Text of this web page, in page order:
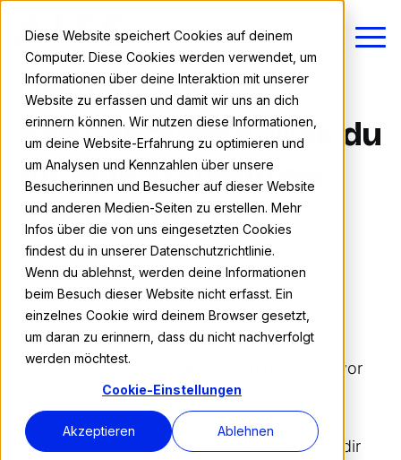
Diese Website speichert Cookies auf deinem
Computer. Diese Cookies werden verwendet, um
Informationen über deine Interaktion mit unserer
Website zu erfassen und damit wir uns an dich
erinnern können. Wir nutzen diese Informationen,
um deine Website-Erfahrung zu optimieren und
um Analysen und Kennzahlen über unsere
Besucherinnen und Besucher auf dieser Website
und anderen Medien-Seiten zu erstellen. Mehr
Infos über die von uns eingesetzten Cookies
findest du in unserer Datenschutzrichtlinie.
Wenn du ablehnst, werden deine Informationen
beim Besuch dieser Website nicht erfasst. Ein
einzelnes Cookie wird deinem Browser gesetzt,
um daran zu erinnern, dass du nicht nachverfolgt
werden möchtest.
Cookie-Einstellungen
Akzeptieren Ablehnen
Die ultimative
Reiseapotheke: Was du
für eine sorgenfreie
Reise benötigst
AIFS Team
08.07.2026 11:51
Die Flugtickets sind gebucht, der Koffer ist
gepackt und dein
steht vor
der Tür! Du kannst es kaum erwarten, dich
endlich in dein neues Abenteuer zu stürzen.
Damit deiner Reise nichts im Weg steht und dir